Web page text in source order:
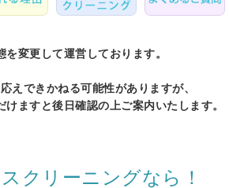
を変更して運営しております。
えできかねる可能性がありますが、
ますと後日確認の上ご案内いたします。
クリーニングなら！